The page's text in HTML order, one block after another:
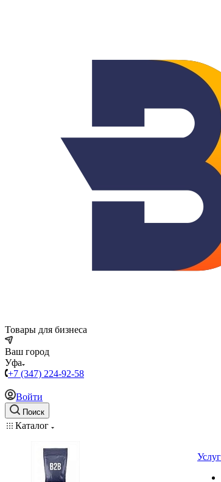
Товары для бизнеса
Ваш город
Уфа
+7 (347) 224-92-58
Войти
Поиск
Каталог